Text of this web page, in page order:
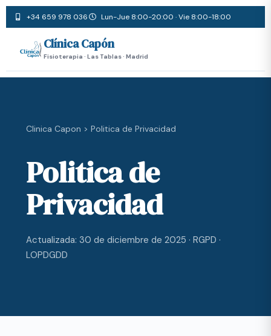
+34 659 978 036 Lun-Jue 8:00-20:00 · Vie 8:00-18:00
Clínica Capón
Fisioterapia · Las Tablas · Madrid
Clinica Capon > Politica de Privacidad
Politica de
Privacidad
Actualizada: 30 de diciembre de 2025 · RGPD ·
LOPDGDD